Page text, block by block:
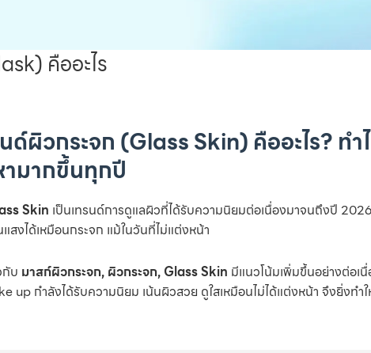
คืออะไร
ด์ผิวกระจก (Glass Skin) คืออะไร? ทำ
มากขึ้นทุกปี
Skin เป็นเทรนด์การดูแลผิวที่ได้รับความนิยมต่อเนื่องมาจนถึงปี
แสงได้เหมือนกระจก แม้ในวันที่ไม่แต่งหน้า
กับ มาสก์ผิวกระจก, ผิวกระจก, Glass Skin มีแนวโน้มเพิ่มขึ้นอย่างต่อเ
up กำลังได้รับความนิยม เน้นผิวสวย ดูใสเหมือนไม่ได้แต่งหน้า จึงยิ่งทำ